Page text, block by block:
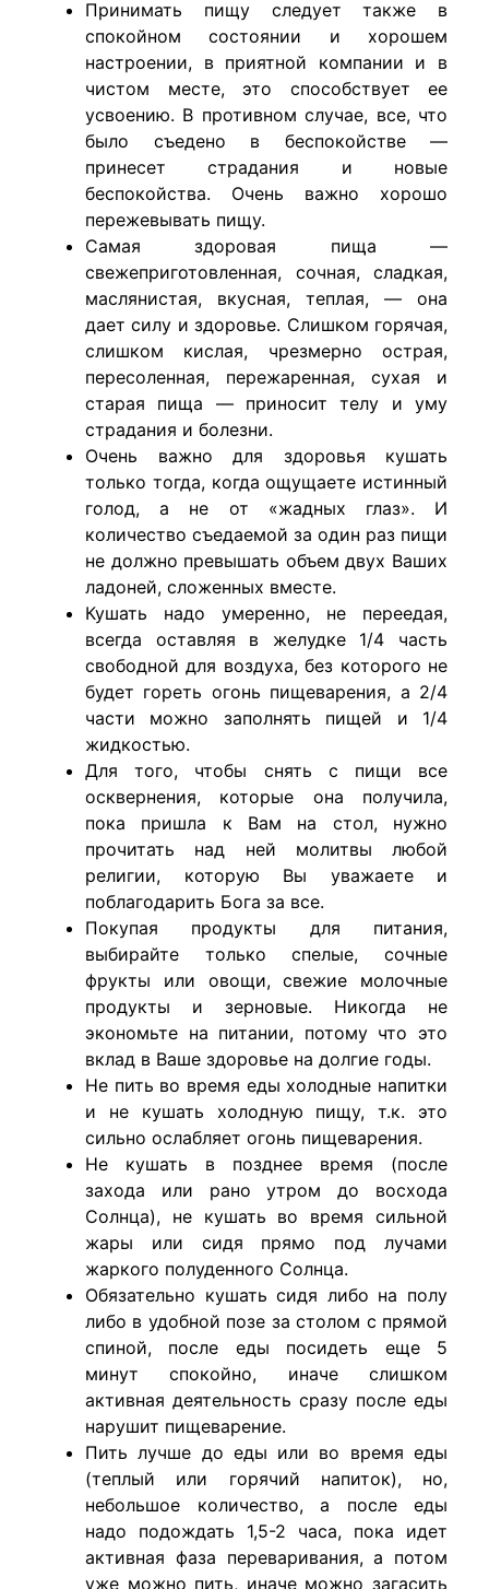
Принимать пищу следует также в
спокойном состоянии и хорошем
настроении, в приятной компании и в
чистом месте, это способствует ее
усвоению. В противном случае, все, что
было съедено в беспокойстве —
принесет страдания и новые
беспокойства. Очень важно хорошо
пережевывать пищу.
Самая здоровая пища —
свежеприготовленная, сочная, сладкая,
маслянистая, вкусная, теплая, — она
дает силу и здоровье. Слишком горячая,
слишком кислая, чрезмерно острая,
пересоленная, пережаренная, сухая и
старая пища — приносит телу и уму
страдания и болезни.
Очень важно для здоровья кушать
только тогда, когда ощущаете истинный
голод, а не от «жадных глаз». И
количество съедаемой за один раз пищи
не должно превышать объем двух Ваших
ладоней, сложенных вместе.
Кушать надо умеренно, не переедая,
всегда оставляя в желудке 1/4 часть
свободной для воздуха, без которого не
будет гореть огонь пищеварения, а 2/4
части можно заполнять пищей и 1/4
жидкостью.
Для того, чтобы снять с пищи все
осквернения, которые она получила,
пока пришла к Вам на стол, нужно
прочитать над ней молитвы любой
религии, которую Вы уважаете и
поблагодарить Бога за все.
Покупая продукты для питания,
выбирайте только спелые, сочные
фрукты или овощи, свежие молочные
продукты и зерновые. Никогда не
экономьте на питании, потому что это
вклад в Ваше здоровье на долгие годы.
Не пить во время еды холодные напитки
и не кушать холодную пищу, т.к. это
сильно ослабляет огонь пищеварения.
Не кушать в позднее время (после
захода или рано утром до восхода
Cолнца), не кушать во время сильной
жары или сидя прямо под лучами
жаркого полуденного Cолнца.
Обязательно кушать сидя либо на полу
либо в удобной позе за столом с прямой
спиной, после еды посидеть еще 5
минут спокойно, иначе слишком
активная деятельность сразу после еды
нарушит пищеварение.
Пить лучше до еды или во время еды
(теплый или горячий напиток), но,
небольшое количество, а после еды
надо подождать 1,5-2 часа, пока идет
активная фаза переваривания, а потом
уже можно пить, иначе можно загасить